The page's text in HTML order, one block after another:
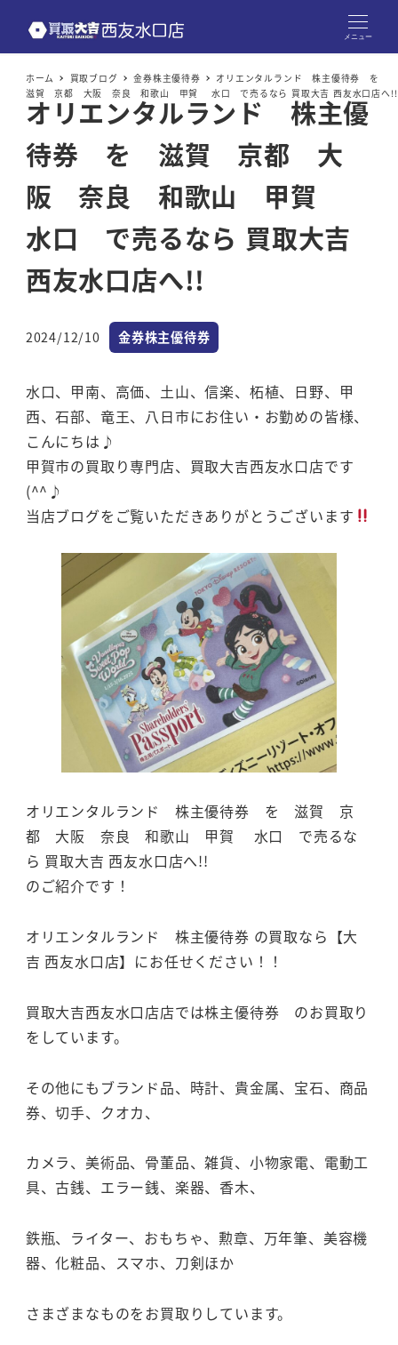
メニュー
ホーム 買取ブログ 金券株主優待券
オリエンタルランド 株主優待券 を
滋賀 京都 大阪 奈良 和歌山 甲賀 水口 で売るなら 買取大吉 西友水口店へ!!
オリエンタルランド 株主優
待券 を 滋賀 京都 大
阪 奈良 和歌山 甲賀
水口 で売るなら 買取大吉
西友水口店へ!!
投稿日
2024/12/10 カテゴリー
金券株主優待券
水口、甲南、高価、土山、信楽、柘植、日野、甲
西、石部、竜王、八日市にお住い・お勤めの皆様、
こんにちは♪
甲賀市の買取り専門店、買取大吉西友水口店です
(^^♪
当店ブログをご覧いただきありがとうございます
オリエンタルランド 株主優待券 を 滋賀 京
都 大阪 奈良 和歌山 甲賀 水口 で売るな
ら 買取大吉 西友水口店へ!!
のご紹介です！
オリエンタルランド 株主優待券 の買取なら【大
吉 西友水口店】にお任せください！！
買取大吉西友水口店店では株主優待券 のお買取り
をしています。
その他にもブランド品、時計、貴金属、宝石、商品
券、切手、クオカ、
カメラ、美術品、骨董品、雑貨、小物家電、電動工
具、古銭、エラー銭、楽器、香木、
鉄瓶、ライター、おもちゃ、勲章、万年筆、美容機
器、化粧品、スマホ、刀剣ほか
さまざまなものをお買取りしています。